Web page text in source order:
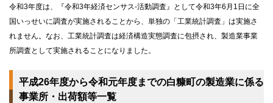
令和3年度は、『令和3年経済センサス-活動調査』として令和3年6月1日に全
国いっせいに調査が実施されることから、単独の「工業統計調査」は実施さ
れません。なお、工業統計調査は経済構造実態調査に包摂され、製造業事業
所調査として実施されることになりました。
平成26年度から令和元年度までの白糠町の製造業に係る
事業所・出荷額等一覧